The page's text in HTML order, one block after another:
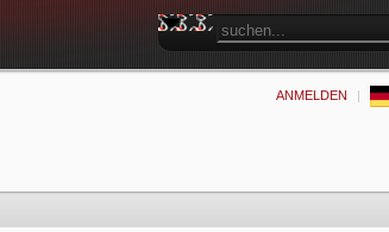
ANMELDEN |